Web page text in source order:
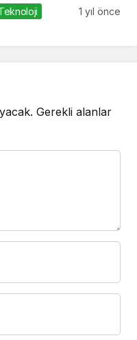
Şakası
1 yıl önce
Gerekli alanlar